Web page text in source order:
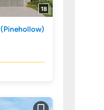
18
(Pinehollow)